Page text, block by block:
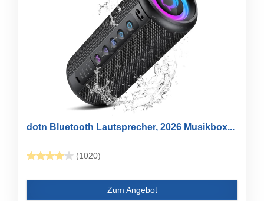
dotn Bluetooth Lautsprecher, 2026 Musikbox...
(1020)
Zum Angebot